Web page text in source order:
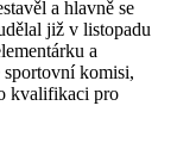
a hlavně se
již v listopadu
a
komisi,
kvalifikaci pro